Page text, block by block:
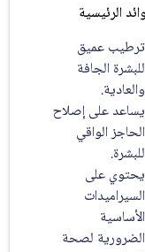
عميق
الجافة
على إصلاح
الواقي
على
لصحة